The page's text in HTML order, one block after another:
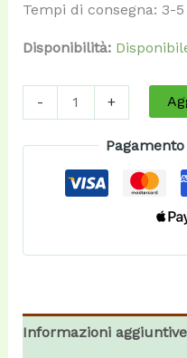
Tempi di consegna: 3-
Disponibilità:
-
Lupetto
-
Amaro
Carciofo
quantità
+
Informazioni aggiuntive